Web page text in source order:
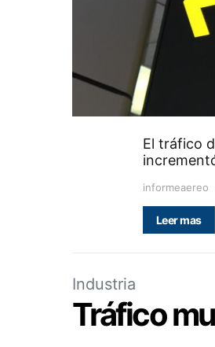
El tráfico
informeaereo
Leer mas
Industria
Tráfico